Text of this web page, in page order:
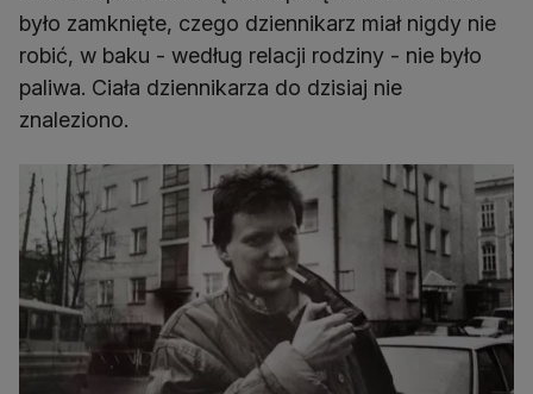
było zamknięte, czego dziennikarz miał nigdy nie
robić, w baku - według relacji rodziny - nie było
paliwa. Ciała dziennikarza do dzisiaj nie
znaleziono.